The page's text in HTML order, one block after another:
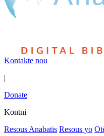
Kontakte nou
|
Donate
Kontni
Resous Anabatis Resous yo